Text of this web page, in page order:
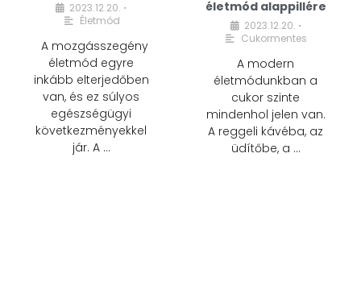
2023.12.20. •
Életmód
A mozgásszegény
életmód egyre
inkább elterjedőben
van, és ez súlyos
egészségügyi
következményekkel
jár. A …
életmód alappillére
2023.12.20. •
Cukormentes
A modern
életmódunkban a
cukor szinte
mindenhol jelen van.
A reggeli kávéba, az
üdítőbe, a …